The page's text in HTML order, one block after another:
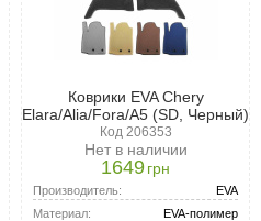
Коврики EVA Chery
Elara/Alia/Fora/A5 (SD, Черный)
Код 206353
Нет в наличии
1649грн
Производитель:
EVA
Материал:
EVA-полимер